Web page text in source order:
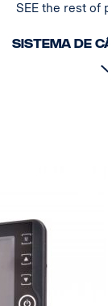
SEE the rest of
Sistema de